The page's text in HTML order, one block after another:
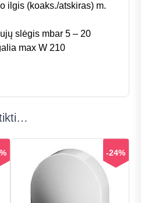
ilgis (koaks./atskiras) m.
slėgis mbar 5 – 20
max W 210
-24%